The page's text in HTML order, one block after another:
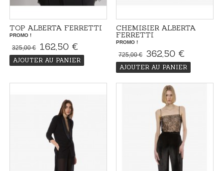
TOP ALBERTA FERRETTI
PROMO !
325,00 € 162,50 €
AJOUTER AU PANIER
CHEMISIER ALBERTA
FERRETTI
PROMO !
725,00 € 362,50 €
AJOUTER AU PANIER